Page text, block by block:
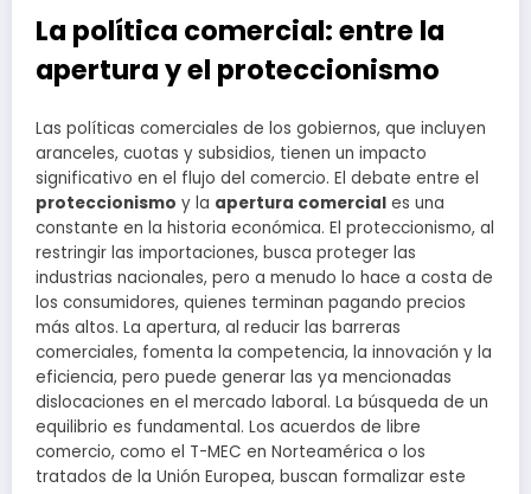
La política comercial: entre la
apertura y el proteccionismo
Las políticas comerciales de los gobiernos, que incluyen
aranceles, cuotas y subsidios, tienen un impacto
significativo en el flujo del comercio. El debate entre el
proteccionismo y la apertura comercial es una
constante en la historia económica. El proteccionismo, al
restringir las importaciones, busca proteger las
industrias nacionales, pero a menudo lo hace a costa de
los consumidores, quienes terminan pagando precios
más altos. La apertura, al reducir las barreras
comerciales, fomenta la competencia, la innovación y la
eficiencia, pero puede generar las ya mencionadas
dislocaciones en el mercado laboral. La búsqueda de un
equilibrio es fundamental. Los acuerdos de libre
comercio, como el T-MEC en Norteamérica o los
tratados de la Unión Europea, buscan formalizar este